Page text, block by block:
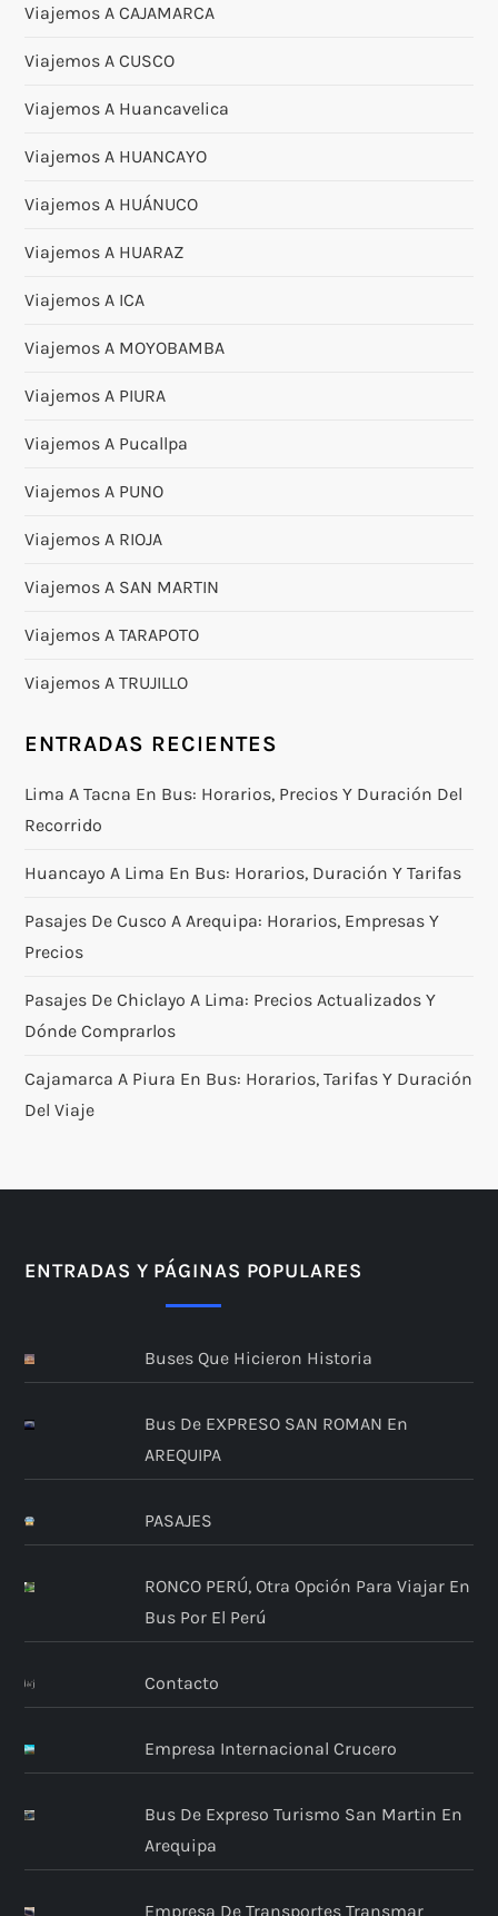
Viajemos A CAJAMARCA
Viajemos A CUSCO
Viajemos A Huancavelica
Viajemos A HUANCAYO
Viajemos A HUÁNUCO
Viajemos A HUARAZ
Viajemos A ICA
Viajemos A MOYOBAMBA
Viajemos A PIURA
Viajemos A Pucallpa
Viajemos A PUNO
Viajemos A RIOJA
Viajemos A SAN MARTIN
Viajemos A TARAPOTO
Viajemos A TRUJILLO
ENTRADAS RECIENTES
Lima A Tacna En Bus: Horarios, Precios Y Duración Del
Recorrido
Huancayo A Lima En Bus: Horarios, Duración Y Tarifas
Pasajes De Cusco A Arequipa: Horarios, Empresas Y
Precios
Pasajes De Chiclayo A Lima: Precios Actualizados Y
Dónde Comprarlos
Cajamarca A Piura En Bus: Horarios, Tarifas Y Duración
Del Viaje
ENTRADAS Y PÁGINAS POPULARES
Buses Que Hicieron Historia
Bus De EXPRESO SAN ROMAN En
AREQUIPA
PASAJES
RONCO PERÚ, Otra Opción Para Viajar En
Bus Por El Perú
Contacto
Empresa Internacional Crucero
Bus De Expreso Turismo San Martin En
Arequipa
Empresa De Transportes Transmar